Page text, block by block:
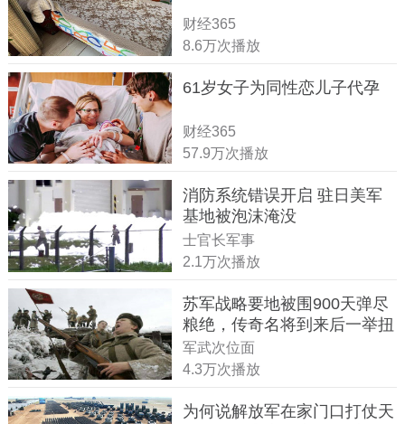
财经365
8.6万次播放
61岁女子为同性恋儿子代孕
财经365
57.9万次播放
消防系统错误开启 驻日美军
基地被泡沫淹没
士官长军事
2.1万次播放
苏军战略要地被围900天弹尽
粮绝，传奇名将到来后一举扭
转战局
军武次位面
4.3万次播放
为何说解放军在家门口打仗天